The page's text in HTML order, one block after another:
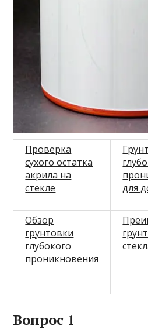
Проверка
сухого остатка
акрила на
стекле
для
Обзор
грунтовки
глубокого
проникновения
Вопрос 1